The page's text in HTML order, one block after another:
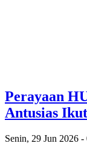
Perayaan
Antusias
Senin, 29 Jun 2026